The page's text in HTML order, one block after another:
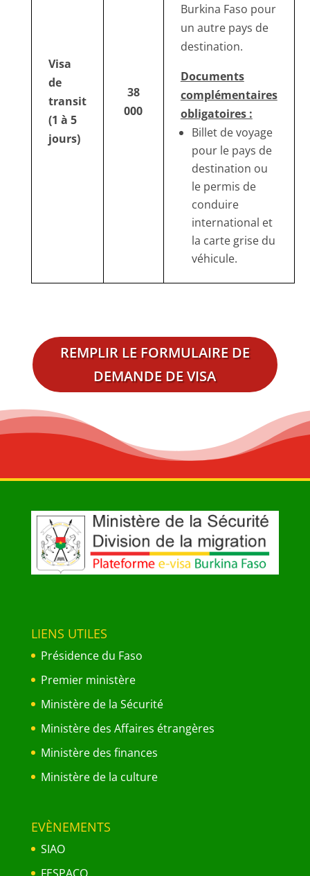
Visa
de
transit
(1 à 5
jours)
38
000
Burkina Faso pour
un autre pays de
destination.
Documents
complémentaires
obligatoires :
Billet de voyage
pour le pays de
destination ou
le permis de
conduire
international et
la carte grise du
véhicule.
REMPLIR LE FORMULAIRE DE
DEMANDE DE VISA
LIENS UTILES
Présidence du Faso
Premier ministère
Ministère de la Sécurité
Ministère des Affaires étrangères
Ministère des finances
Ministère de la culture
EVÈNEMENTS
SIAO